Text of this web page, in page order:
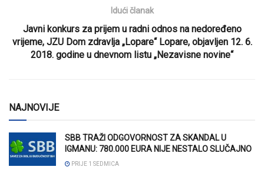
Idući članak
Javni konkurs za prijem u radni odnos na nedoređeno
vrijeme, JZU Dom zdravlja „Lopare“ Lopare, objavljen 12. 6.
2018. godine u dnevnom listu „Nezavisne novine“
NAJNOVIJE
SBB TRAŽI ODGOVORNOST ZA SKANDAL U
IGMANU: 780.000 EURA NIJE NESTALO SLUČAJNO
PRIJE 1 SEDMICA